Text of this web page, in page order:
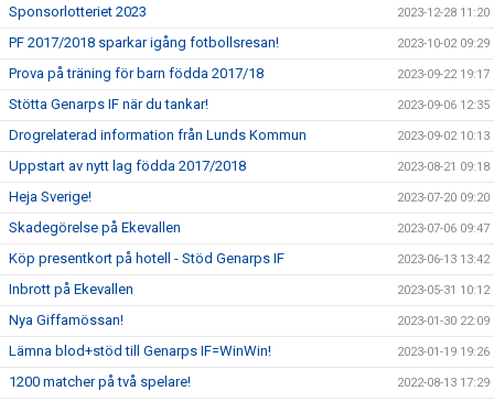
Sponsorlotteriet 2023 2023-12-28 11:20
PF 2017/2018 sparkar igång fotbollsresan! 2023-10-02 09:29
Prova på träning för barn födda 2017/18 2023-09-22 19:17
Stötta Genarps IF när du tankar! 2023-09-06 12:35
Drogrelaterad information från Lunds Kommun 2023-09-02 10:13
Uppstart av nytt lag födda 2017/2018 2023-08-21 09:18
Heja Sverige! 2023-07-20 09:20
Skadegörelse på Ekevallen 2023-07-06 09:47
Köp presentkort på hotell - Stöd Genarps IF 2023-06-13 13:42
Inbrott på Ekevallen 2023-05-31 10:12
Nya Giffamössan! 2023-01-30 22:09
Lämna blod+stöd till Genarps IF=WinWin! 2023-01-19 19:26
1200 matcher på två spelare! 2022-08-13 17:29